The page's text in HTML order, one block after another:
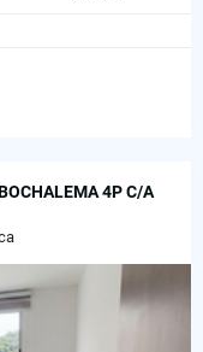
4P C/A